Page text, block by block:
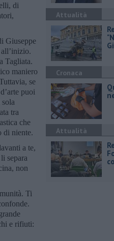
di
Giuseppe
Tagliata.
maniero
se
puoi
tra
che
di niente.
a te,
separa
non
Ti
e rifiuti:
Attualità
Cronaca
Attualità